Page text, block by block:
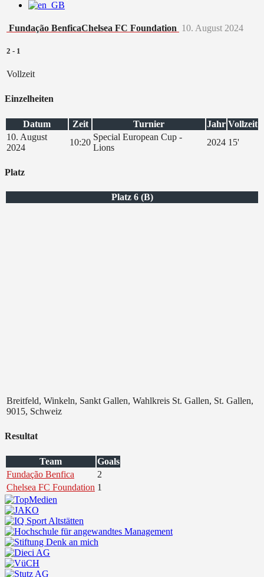
Fundação BenficaChelsea FC Foundation 10. August 2024
2 - 1
Vollzeit
Einzelheiten
Datum Zeit Turnier Jahr Vollzeit
10. August
2024
10:20
Special European Cup -
Lions
2024 15'
Platz
Platz 6 (B)
Breitfeld, Winkeln, Sankt Gallen, Wahlkreis St. Gallen, St. Gallen,
9015, Schweiz
Resultat
Team
Goals
Fundação Benfica
2
Chelsea FC Foundation 1